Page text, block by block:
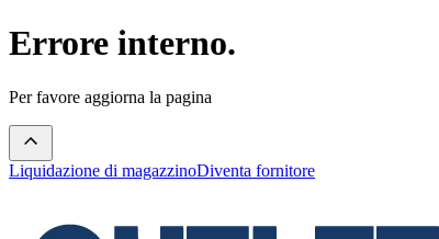
Errore interno.
Per favore aggiorna la pagina
Liquidazione di magazzinoDiventa fornitore